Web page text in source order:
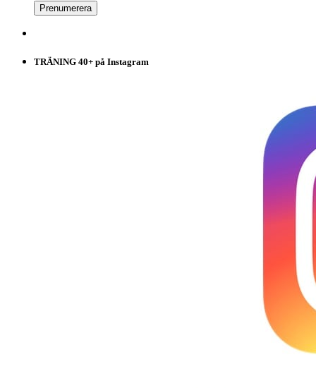
TRÄNING 40+ på Instagram